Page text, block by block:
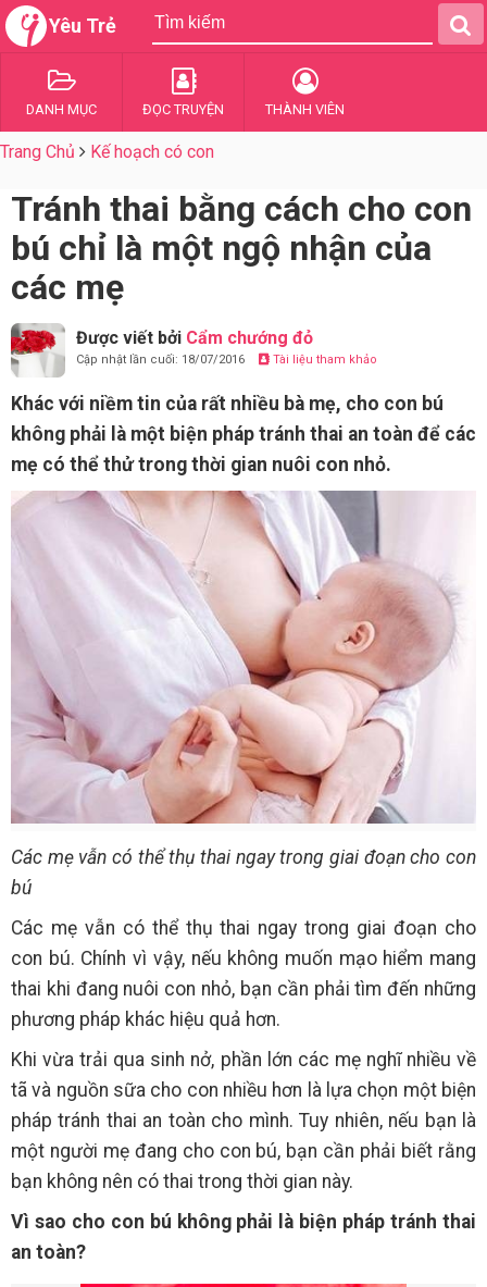
Yêu Trẻ
DANH MỤC ĐỌC TRUYỆN THÀNH VIÊN
Trang Chủ Kế hoạch có con
Tránh thai bằng cách cho con
bú chỉ là một ngộ nhận của
các mẹ
Được viết bởi Cẩm chướng đỏ
Cập nhật lần cuối: 18/07/2016 Tài liệu tham khảo
Khác với niềm tin của rất nhiều bà mẹ, cho con bú
không phải là một biện pháp tránh thai an toàn để các
mẹ có thể thử trong thời gian nuôi con nhỏ.
Các mẹ vẫn có thể thụ thai ngay trong giai đoạn cho con
bú
Các mẹ vẫn có thể thụ thai ngay trong giai đoạn cho
con bú. Chính vì vậy, nếu không muốn mạo hiểm mang
thai khi đang nuôi con nhỏ, bạn cần phải tìm đến những
phương pháp khác hiệu quả hơn.
Khi vừa trải qua sinh nở, phần lớn các mẹ nghĩ nhiều về
tã và nguồn sữa cho con nhiều hơn là lựa chọn một biện
pháp tránh thai an toàn cho mình. Tuy nhiên, nếu bạn là
một người mẹ đang cho con bú, bạn cần phải biết rằng
bạn không nên có thai trong thời gian này.
Vì sao cho con bú không phải là biện pháp tránh thai
an toàn?